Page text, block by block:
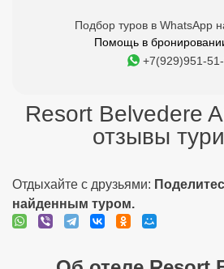
Подбор туров в WhatsApp
Помощь в
+7(929)951-
Resort Belvedere
отзывы
Отдыхайте с друзьями:
найденным туром.